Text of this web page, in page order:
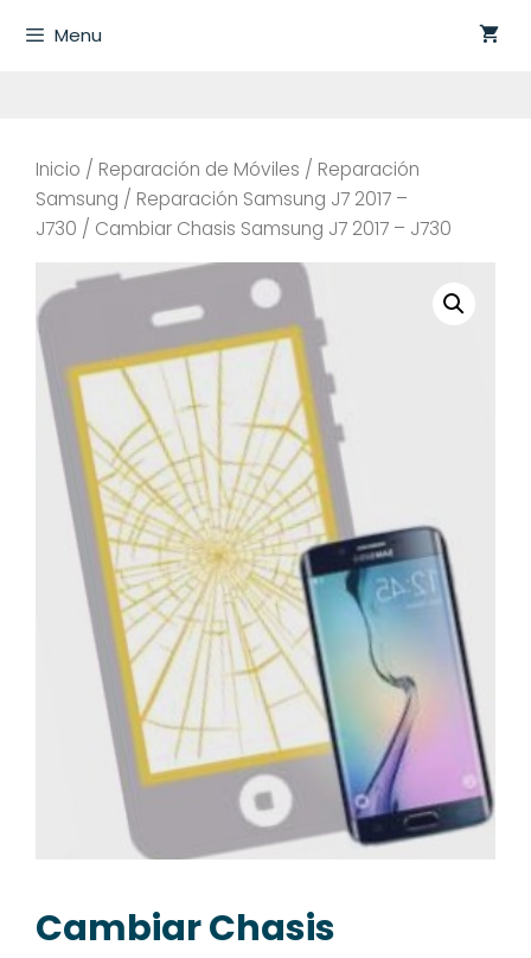
Menu
Inicio / Reparación de Móviles / Reparación
Samsung / Reparación Samsung J7 2017 –
J730 / Cambiar Chasis Samsung J7 2017 – J730
Cambiar Chasis